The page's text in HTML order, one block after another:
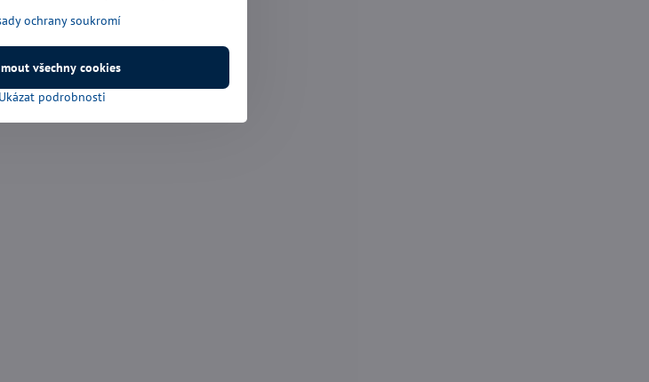
ochrany soukromí
Ukázat podrobnosti
všechny cookies